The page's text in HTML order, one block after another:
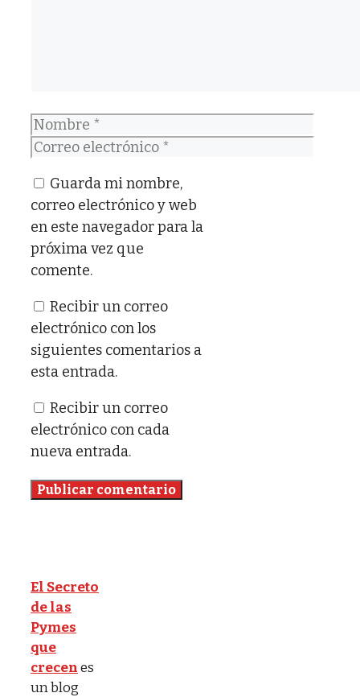
Nombre
Correo
Guarda mi nombre,
correo electrónico y web
en este navegador para la
próxima vez que
comente.
Recibir un correo
electrónico con los
siguientes comentarios a
esta entrada.
Recibir un correo
electrónico con cada
nueva entrada.
El Secreto
de las
Pymes
que
crecenes
un blog